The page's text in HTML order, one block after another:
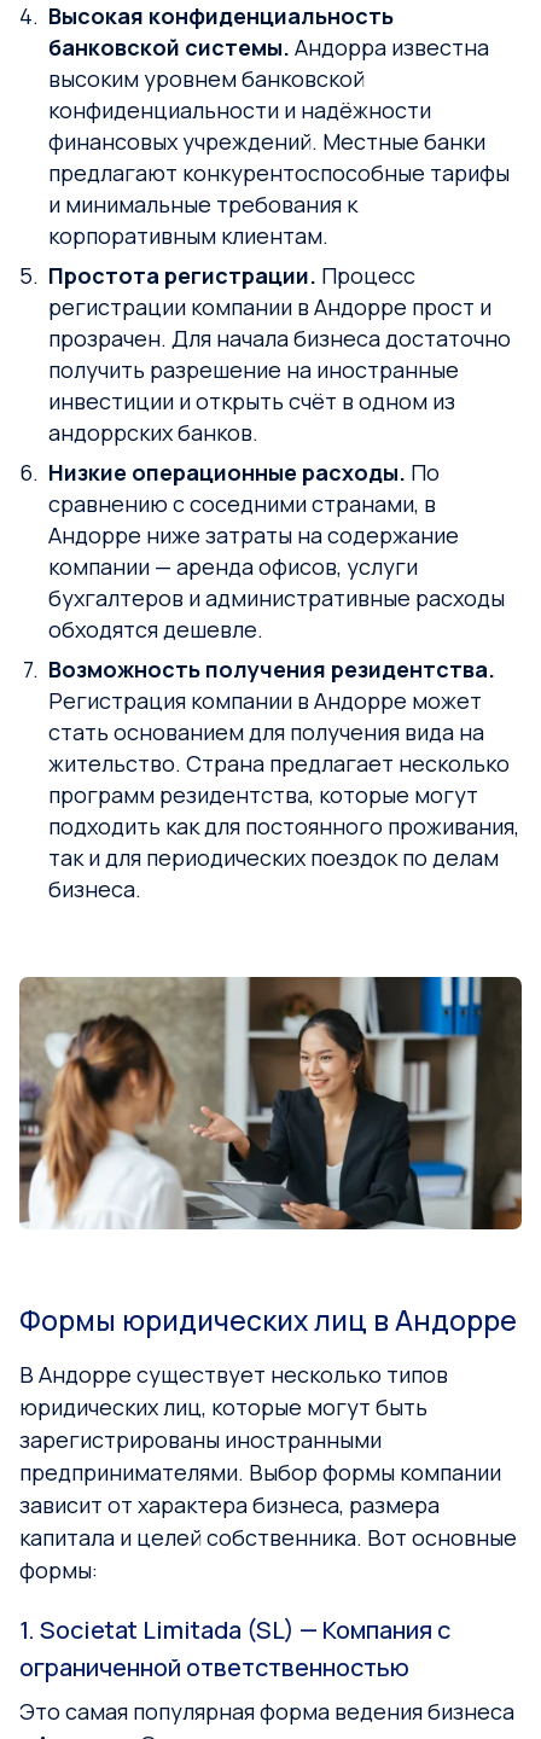
Высокая конфиденциальность
банковской системы. Андорра известна
высоким уровнем банковской
конфиденциальности и надёжности
финансовых учреждений. Местные банки
предлагают конкурентоспособные тарифы
и минимальные требования к
корпоративным клиентам.
Простота регистрации. Процесс
регистрации компании в Андорре прост и
прозрачен. Для начала бизнеса достаточно
получить разрешение на иностранные
инвестиции и открыть счёт в одном из
андоррских банков.
Низкие операционные расходы. По
сравнению с соседними странами, в
Андорре ниже затраты на содержание
компании — аренда офисов, услуги
бухгалтеров и административные расходы
обходятся дешевле.
Возможность получения резидентства.
Регистрация компании в Андорре может
стать основанием для получения вида на
жительство. Страна предлагает несколько
программ резидентства, которые могут
подходить как для постоянного проживания,
так и для периодических поездок по делам
бизнеса.
Формы юридических лиц в Андорре
В Андорре существует несколько типов
юридических лиц, которые могут быть
зарегистрированы иностранными
предпринимателями. Выбор формы компании
зависит от характера бизнеса, размера
капитала и целей собственника. Вот основные
формы:
1. Societat Limitada (SL) — Компания с
ограниченной ответственностью
Это самая популярная форма ведения бизнеса